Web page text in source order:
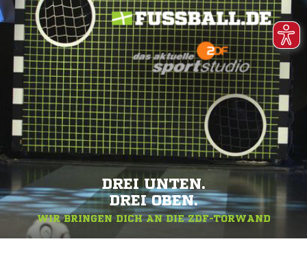
DREI UNTEN.
DREI OBEN.
WIR BRINGEN DICH AN DIE ZDF-TORWAND